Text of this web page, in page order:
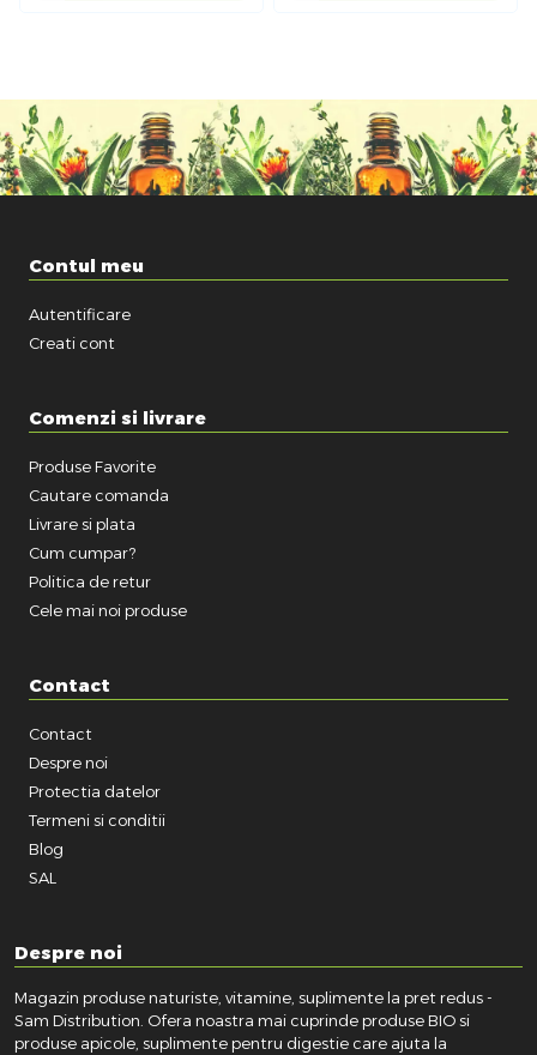
Contul meu
Autentificare
Creati cont
Comenzi si livrare
Produse Favorite
Cautare comanda
Livrare si plata
Cum cumpar?
Politica de retur
Cele mai noi produse
Contact
Contact
Despre noi
Protectia datelor
Termeni si conditii
Blog
SAL
Despre noi
Magazin produse naturiste, vitamine, suplimente la pret redus -
Sam Distribution. Ofera noastra mai cuprinde produse BIO si
produse apicole, suplimente pentru digestie care ajuta la